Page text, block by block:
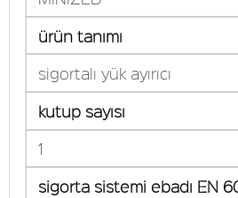
ürün tanımı
sigortalı yük ayırıcı
kutup sayısı
1
sigorta sistemi ebadı EN